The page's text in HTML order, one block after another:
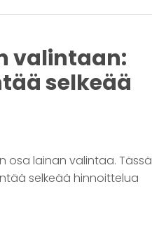
valintaan:
selkeää
osa lainan valintaa. Tässä
selkeää hinnoittelua